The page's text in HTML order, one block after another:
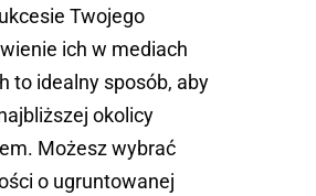
Twojego
ich w mediach
to idealny sposób, aby
okolicy
Możesz wybrać
o ugruntowanej